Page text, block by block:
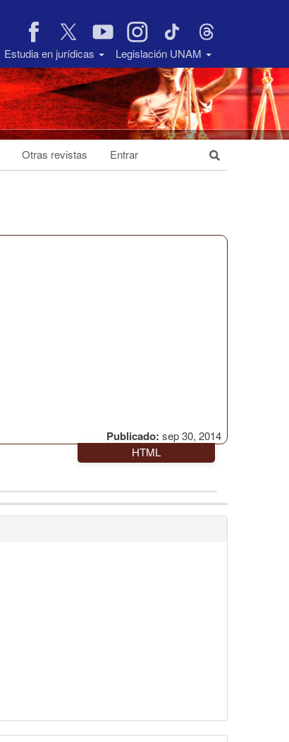
Estudia en jurídicas Legislación UNAM
Otras revistas Entrar
Publicado: sep 30, 2014
HTML